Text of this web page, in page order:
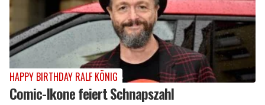
HAPPY BIRTHDAY RALF KÖNIG
Comic-Ikone feiert Schnapszahl